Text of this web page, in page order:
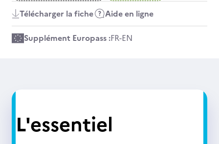
Télécharger la fiche Aide en ligne
Supplément Europass :FR-EN
L'essentiel